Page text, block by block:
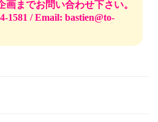
画までお問い合わせ下さい。
1581 / Email: bastien@to-